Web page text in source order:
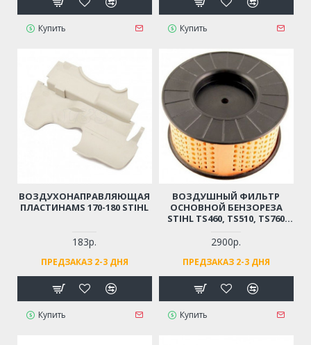
Купить Купить
ВОЗДУХОНАПРАВЛЯЮЩАЯ
ПЛАСТИНАMS 170-180 STIHL
183р.
ПРЕДЗАКАЗ 2-3 ДНЯ
Купить
ВОЗДУШНЫЙ ФИЛЬТР
ОСНОВНОЙ БЕНЗОРЕЗА
STIHL TS460, TS510, TS760
2900р.
ПРЕДЗАКАЗ 2-3 ДНЯ
Купить